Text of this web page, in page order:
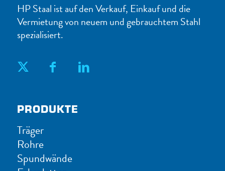
HP Staal ist auf den Verkauf, Einkauf und die
Vermietung von neuem und gebrauchtem Stahl
spezialisiert.
PRODUKTE
Träger
Rohre
Spundwände